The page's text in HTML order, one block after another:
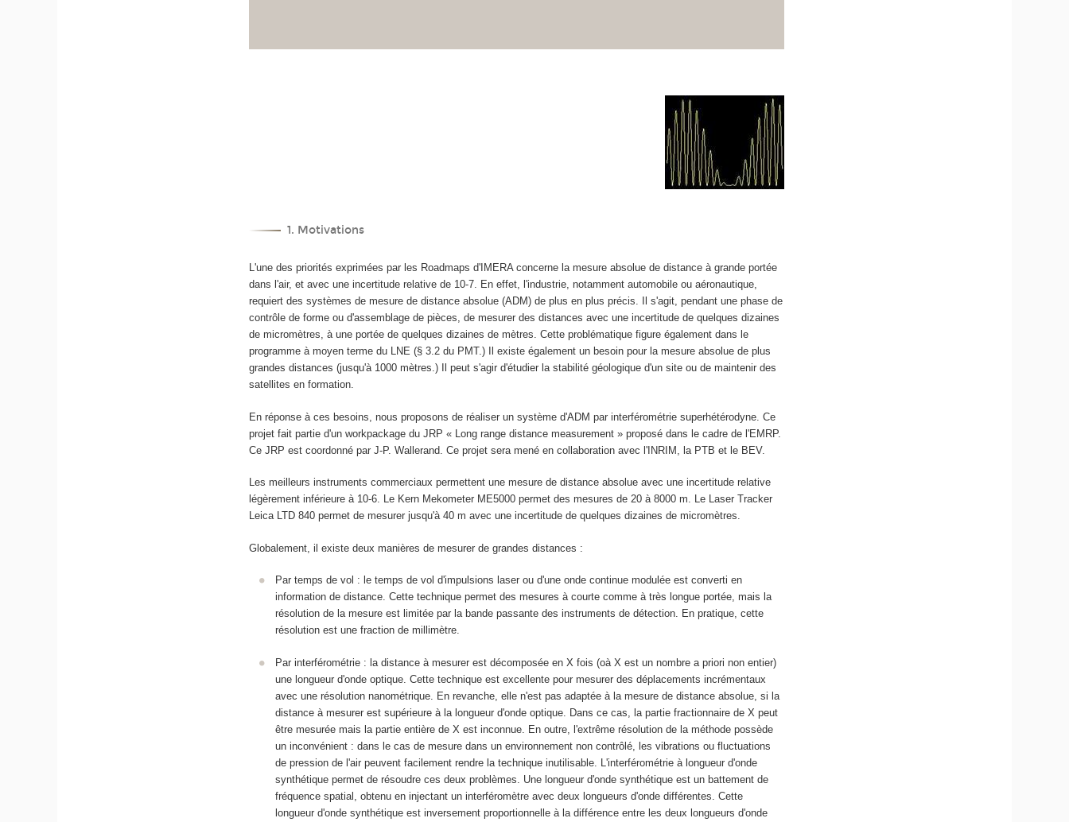
1. Motivations
L'une des priorités exprimées par les Roadmaps d'IMERA concerne la mesure absolue de distance à grande portée
dans l'air, et avec une incertitude relative de 10-7. En effet, l'industrie, notamment automobile ou aéronautique,
requiert des systèmes de mesure de distance absolue (ADM) de plus en plus précis. Il s'agit, pendant une phase de
contrôle de forme ou d'assemblage de pièces, de mesurer des distances avec une incertitude de quelques dizaines
de micromètres, à une portée de quelques dizaines de mètres. Cette problématique figure également dans le
programme à moyen terme du LNE (§ 3.2 du PMT.) Il existe également un besoin pour la mesure absolue de plus
grandes distances (jusqu'à 1000 mètres.) Il peut s'agir d'étudier la stabilité géologique d'un site ou de maintenir des
satellites en formation.
En réponse à ces besoins, nous proposons de réaliser un système d'ADM par interférométrie superhétérodyne. Ce
projet fait partie d'un workpackage du JRP « Long range distance measurement » proposé dans le cadre de l'EMRP.
Ce JRP est coordonné par J-P. Wallerand. Ce projet sera mené en collaboration avec l'INRIM, la PTB et le BEV.
Les meilleurs instruments commerciaux permettent une mesure de distance absolue avec une incertitude relative
légèrement inférieure à 10-6. Le Kern Mekometer ME5000 permet des mesures de 20 à 8000 m. Le Laser Tracker
Leica LTD 840 permet de mesurer jusqu'à 40 m avec une incertitude de quelques dizaines de micromètres.
Globalement, il existe deux manières de mesurer de grandes distances :
Par temps de vol : le temps de vol d'impulsions laser ou d'une onde continue modulée est converti en
information de distance. Cette technique permet des mesures à courte comme à très longue portée, mais la
résolution de la mesure est limitée par la bande passante des instruments de détection. En pratique, cette
résolution est une fraction de millimètre.
Par interférométrie : la distance à mesurer est décomposée en X fois (oà X est un nombre a priori non entier)
une longueur d'onde optique. Cette technique est excellente pour mesurer des déplacements incrémentaux
avec une résolution nanométrique. En revanche, elle n'est pas adaptée à la mesure de distance absolue, si la
distance à mesurer est supérieure à la longueur d'onde optique. Dans ce cas, la partie fractionnaire de X peut
être mesurée mais la partie entière de X est inconnue. En outre, l'extrême résolution de la méthode possède
un inconvénient : dans le cas de mesure dans un environnement non contrôlé, les vibrations ou fluctuations
de pression de l'air peuvent facilement rendre la technique inutilisable. L'interférométrie à longueur d'onde
synthétique permet de résoudre ces deux problèmes. Une longueur d'onde synthétique est un battement de
fréquence spatial, obtenu en injectant un interféromètre avec deux longueurs d'onde différentes. Cette
longueur d'onde synthétique est inversement proportionnelle à la différence entre les deux longueurs d'onde